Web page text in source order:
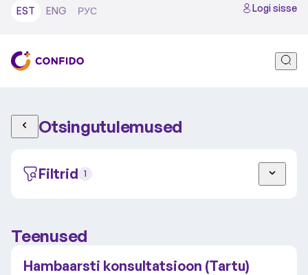
EST ENG РУС Logi sisse
Teenused
Hambaarsti konsultatsioon (Tartu)
Otsingutulemused
Filtrid 1
Täiskasvanu